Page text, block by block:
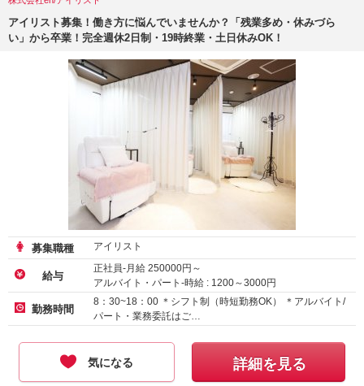
アイリスト募集！働き方に悩んでいませんか？「残業多め・休みづら
い」から卒業！完全週休2日制・19時終業・土日休みOK！
募集職種 アイリスト
給与
正社員-月給 250000円～
アルバイト・パート-時給 : 1200～3000円
業務委託
勤務時間
8：30~18：00 ＊シフト制（時短勤務OK） ＊アルバイト/
パート・業務委託はご…
気になる 詳細を見る